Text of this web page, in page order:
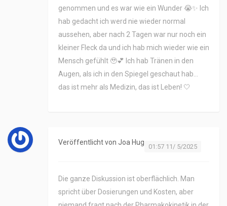
genommen und es war wie ein Wunder 😭✨ Ich
hab gedacht ich werd nie wieder normal
aussehen, aber nach 2 Tagen war nur noch ein
kleiner Fleck da und ich hab mich wieder wie ein
Mensch gefühlt 🥹💕 Ich hab Tränen in den
Augen, als ich in den Spiegel geschaut hab…
das ist mehr als Medizin, das ist Leben! 🤍
Veröffentlicht von Joa Hug
01:57 11/ 5/2025
Die ganze Diskussion ist oberflächlich. Man
spricht über Dosierungen und Kosten, aber